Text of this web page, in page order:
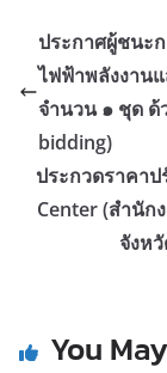
ประกาศผู้ชนะ
ไฟฟ้าพลังงาน
จำนวน ๑ ชุด ด้
bidding)
ประกวดราคาป
Center (สำนัก
จังห
You